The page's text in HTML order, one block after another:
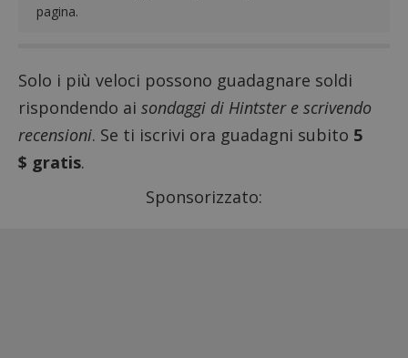
pagina.
Solo i più veloci possono guadagnare soldi
rispondendo ai sondaggi di Hintster e scrivendo
recensioni. Se ti iscrivi ora guadagni subito 5
$ gratis.
Sponsorizzato: